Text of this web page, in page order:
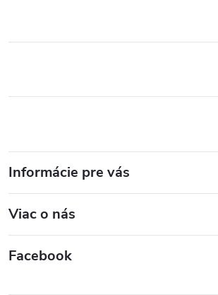
Informácie pre vás
Viac o nás
Facebook